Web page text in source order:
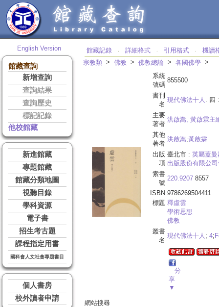
English Version
館藏查詢
新增查詢
查詢結果
查詢歷史
標記記錄
他校館藏
新進館藏
專題館藏
館藏分類地圖
視聽目錄
學科資源
電子書
招生考古題
課程指定用書
國科會人文社會專題書目
個人書房
校外讀者申請
館藏記錄 ‧ 詳細格式 ‧ 引用格式 ‧
機讀
宗教類 > 佛教 > 佛教總論 > 各國佛學 >
系統
號碼
855500
書刊
名
現代佛法十人 . 四
主要
著者
洪啟嵩, 黃啟霖主
其他
著者
洪啟嵩;黃啟霖
出版
項
臺北市 : 英屬蓋
出版股份有限公
索書
號
220.9207 8557
ISBN 9786269504411
標題 釋虛雲
學術思想
佛教
叢書
名
現代佛法十人 ; 4;
分
享
▼
網站搜尋